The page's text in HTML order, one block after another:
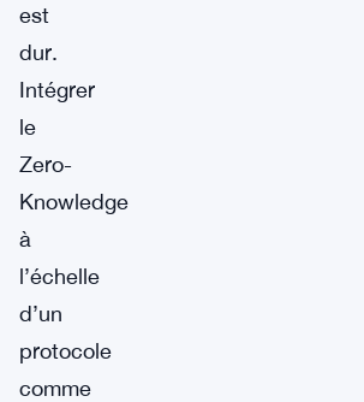
est
dur.
Intégrer
le
Zero-
Knowledge
à
l’échelle
d’un
protocole
comme